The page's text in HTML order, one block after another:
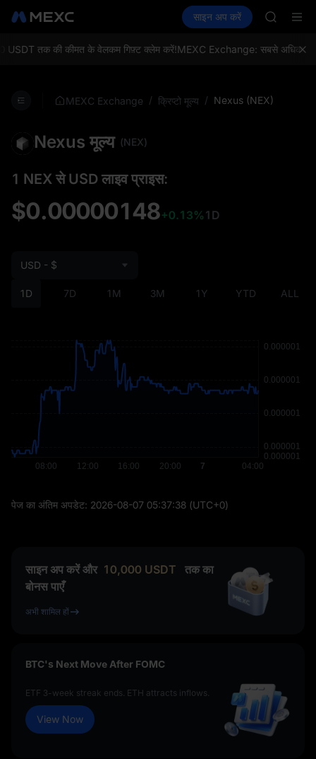
स्पॉट फ़्यूचर्स SPCX कमाएँ
साइन अप करें
UNITREE
SKYAI
तक की कीमत के वेलकम गिफ़्ट क्लेम करें!MEXC Exchange: सबसे अधिक
MEXC Exchange / क्रिप्टो मूल्य / Nexus (NEX)
Nexus मूल्य (NEX)
1 NEX से USD लाइव प्राइस:
$0.00000148+0.13% 1D
1D 7D 1M 3M 1Y YTD ALL
USD - $
पेज का अंतिम अपडेट: 2026-08-07 05:37:38 (UTC+0)
साइन अप करें और 10,000 USDT
तक का
बोनस पाएँ
अभी शामिल हों
BTC's Next Move After FOMC
ETF 3-week streak ends. ETH attracts inflows.
View Now